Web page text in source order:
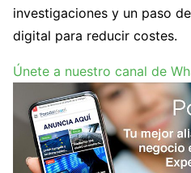
investigaciones y un paso
digital para reducir costes.
Únete a nuestro canal de